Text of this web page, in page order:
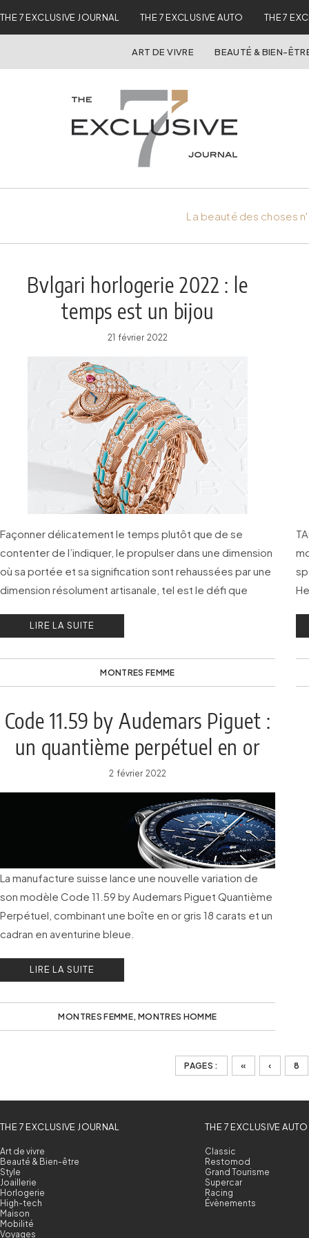
THE 7 EXCLUSIVE JOURNAL THE 7 EXCLUSIVE AUTO THE 7
ART DE VIVRE BEAUTÉ & BIEN-
La beauté des choses
Bvlgari horlogerie 2022 : le
temps est un bijou
21 février 2022
Façonner délicatement le temps plutôt que de se
contenter de l’indiquer, le propulser dans une dimension
où sa portée et sa signification sont rehaussées par une
dimension résolument artisanale, tel est le défi que
LIRE LA SUITE
MONTRES FEMME
Code 11.59 by Audemars Piguet :
un quantième perpétuel en or
gris
2 février 2022
La manufacture suisse lance une nouvelle variation de
son modèle Code 11.59 by Audemars Piguet Quantième
Perpétuel, combinant une boîte en or gris 18 carats et un
cadran en aventurine bleue.
LIRE LA SUITE
MONTRES FEMME, MONTRES HOMME
PAGES : « ‹ 8
THE 7 EXCLUSIVE JOURNAL
Art de vivre
Beauté & Bien-être
Style
Joaillerie
Horlogerie
High-tech
Maison
Mobilité
Voyages
THE 7 EXCLUSIVE AUTO
Classic
Restomod
Grand Tourisme
Supercar
Racing
Évènements